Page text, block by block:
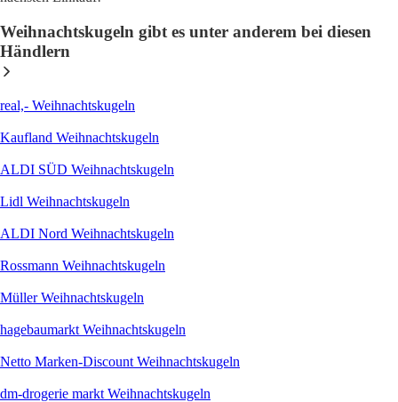
Weihnachtskugeln gibt es unter anderem bei diesen
Händlern
real,- Weihnachtskugeln
Kaufland Weihnachtskugeln
ALDI SÜD Weihnachtskugeln
Lidl Weihnachtskugeln
ALDI Nord Weihnachtskugeln
Rossmann Weihnachtskugeln
Müller Weihnachtskugeln
hagebaumarkt Weihnachtskugeln
Netto Marken-Discount Weihnachtskugeln
dm-drogerie markt Weihnachtskugeln